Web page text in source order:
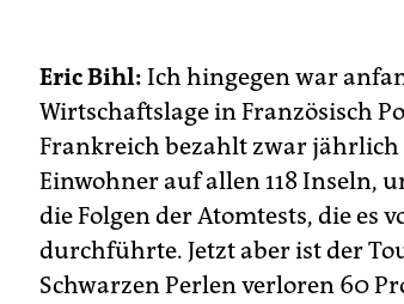
Eric Bihl: Ich hingegen war
Wirtschaftslage in Französisch
Frankreich bezahlt zwar
Einwohner auf allen 118 Inseln,
die Folgen der Atomtests, die es
durchführte. Jetzt aber ist der
Schwarzen Perlen verloren 60